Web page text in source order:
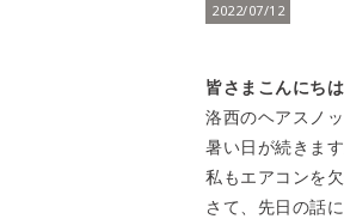
2022/07/12
皆さまこんにちは
洛西のヘアスノ
暑い日が続きま
私もエアコンを
さて、先日の話